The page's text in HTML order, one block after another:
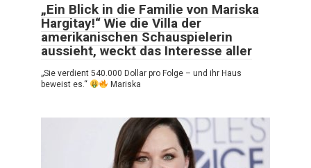
„Ein Blick in die Familie von Mariska
Hargitay!“ Wie die Villa der
amerikanischen Schauspielerin
aussieht, weckt das Interesse aller
„Sie verdient 540.000 Dollar pro Folge – und ihr Haus
beweist es.“
Mariska